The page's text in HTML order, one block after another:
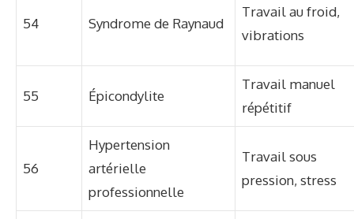
54 Syndrome de Raynaud
Travail au froid,
vibrations
55 Épicondylite
Travail manuel
répétitif
56
Hypertension
artérielle
professionnelle
Travail sous
pression, stress